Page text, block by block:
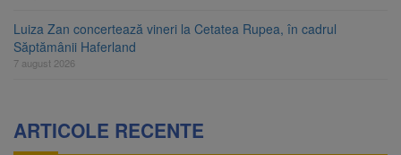
Luiza Zan concertează vineri la Cetatea Rupea, în cadrul
Săptămânii Haferland
7 august 2026
ARTICOLE RECENTE